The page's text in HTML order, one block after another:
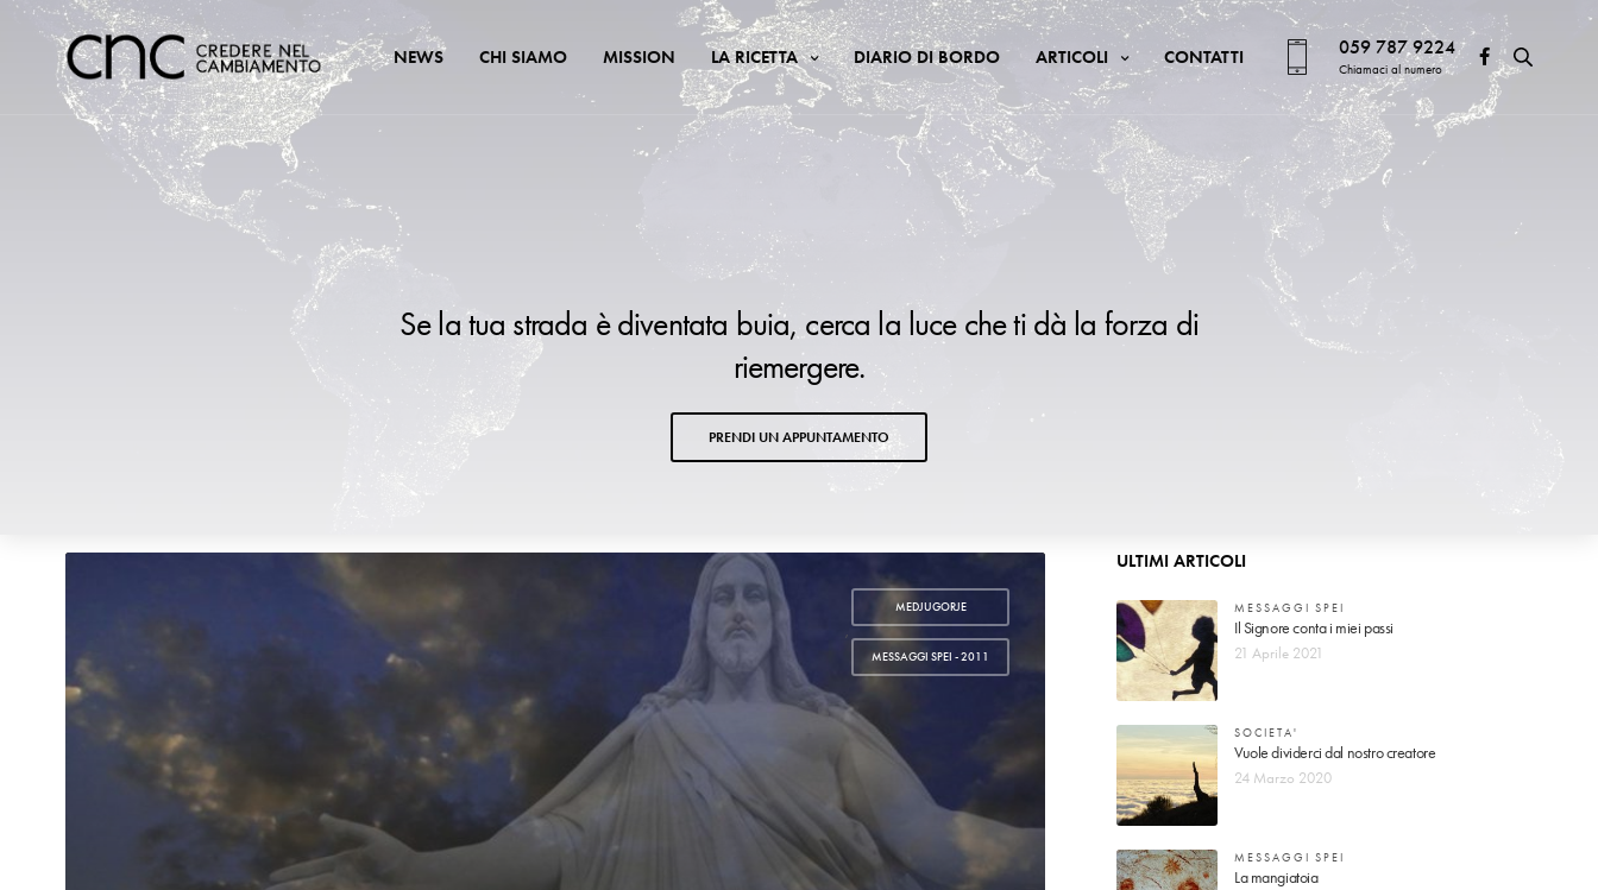
NEWS CHI SIAMO MISSION LA RICETTA DIARIO DI BORDO ARTICOLI CONTATTI 059 787 9224
Chiamaci al numero
Se la tua strada è diventata buia, cerca la luce che ti dà la forza di
riemergere.
PRENDI UN APPUNTAMENTO
MEDJUGORJE
,
MESSAGGI SPEI - 2011
ULTIMI ARTICOLI
MESSAGGI SPEI
Il Signore conta i miei passi
21 Aprile 2021
SOCIETA'
Vuole dividerci dal nostro creatore
24 Marzo 2020
MESSAGGI SPEI
La mangiatoia